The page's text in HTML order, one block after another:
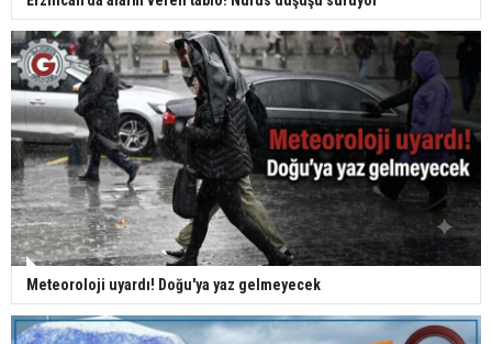
Meteoroloji uyardı! Doğu'ya yaz gelmeyecek